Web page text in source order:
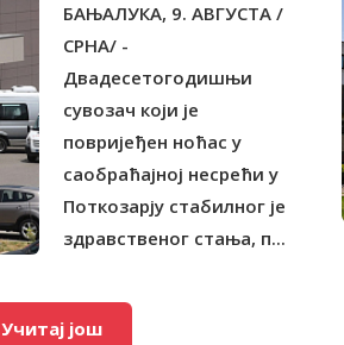
ЗДРАВСTВЕНОГ СTАЊА
БАЊАЛУКА, 9. АВГУСТА /
СРНА/ -
Двадесетогодишњи
сувозач који је
повријеђен ноћас у
саобраћајној несрећи у
Поткозарју стабилног је
здравственог стања, п...
Учитај још